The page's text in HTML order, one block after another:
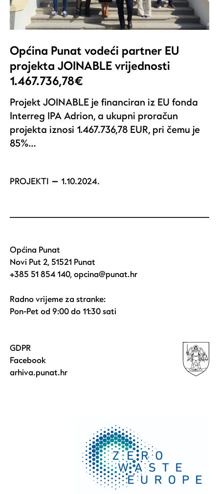
Općina Punat vodeći partner EU
projekta JOINABLE vrijednosti
1.467.736,78€
Projekt JOINABLE je financiran iz EU fonda
Interreg IPA Adrion, a ukupni proračun
projekta iznosi 1.467.736,78 EUR, pri čemu je
85%…
PROJEKTI 1.10.2024.
Općina Punat
Novi Put 2, 51521 Punat
+385 51 854 140,opcina@punat.hr
Radno vrijeme za stranke:
Pon-Pet od 9:00 do 11:30 sati
GDPR
Facebook
arhiva.punat.hr